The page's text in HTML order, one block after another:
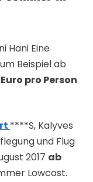
Hani Eine
Beispiel ab
pro Person
****S, Kalyves
und Flug
2017 ab
Lowcost.